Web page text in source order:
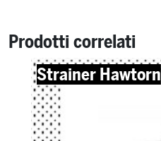
Prodotti correlati
Strainer Hawtorn